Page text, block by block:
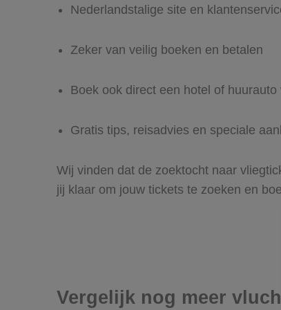
Nederlandstalige site en
Zeker van veilig boeken en betalen
Boek ook direct een hotel of huurauto
Gratis tips, reisadvies en speciale
Wij vinden dat de zoektocht naar
jij klaar om jouw tickets te zoeken en
Vergelijk nog meer